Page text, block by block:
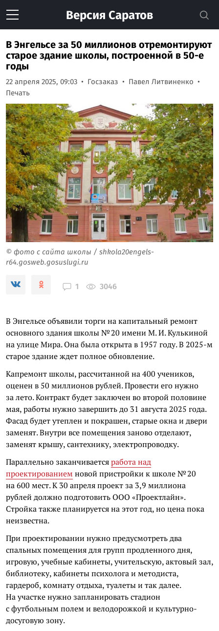
Версия Саратов
В Энгельсе за 50 миллионов отремонтируют
старое здание школы, построенной в 50-е
годы
22 апреля 2025, 09:03 Госзаказ
Павел Литвиненко
Печать
© фото с сайта школы / shkola20engels-
r64.gosweb.gosuslugi.ru
1 3046
В Энгельсе объявили торги на капитальный ремонт
основного здания школы № 20 имени М. И. Кулькиной
на улице Мира. Она была открыта в 1957 году. В 2025-м
старое здание ждет полное обновление.
Капремонт школы, рассчитанной на 400 учеников,
оценен в 50 миллионов рублей. Провести его нужно
за лето. Контракт будет заключен во второй половине
мая, работы нужно завершить до 31 августа 2025 года.
Фасад будет утеплен и покрашен, старые окна и двери
заменят. Внутри все помещения заново отделают,
заменят крышу, сантехнику, электропроводку.
Параллельно заканчиваетсяработа над
проектированиемновой пристройки к школе № 20
на 600 мест. К 30 апреля проект за 3,9 миллиона
рублей должно подготовить ООО «Проектлайн».
Стройка также планируется на этот год, но цена пока
неизвестна.
При проектировании нужно предусмотреть два
спальных помещения для групп продленного дня,
игровую, учебные кабинеты, учительскую, актовый зал,
библиотеку, кабинеты психолога и методиста,
гардероб, комнату отдыха, туалеты и так далее.
На участке нужно запланировать стадион
с футбольным полем и велодорожкой и культурно-
досуговую зону.